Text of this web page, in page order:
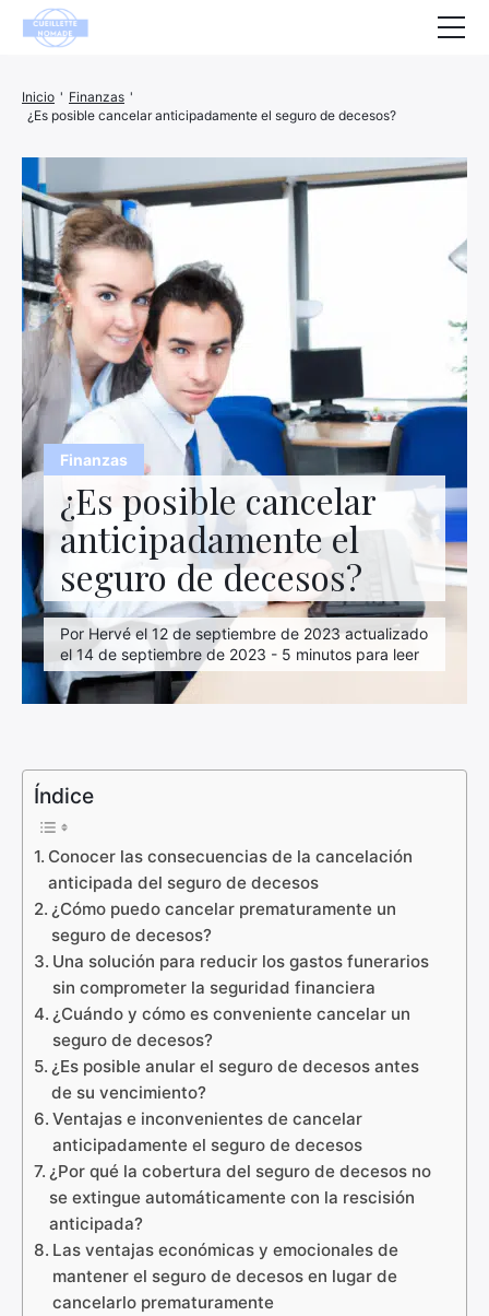
Finanzas
¿Es posible cancelar
anticipadamente el
seguro de decesos?
Por Hervé el 12 de septiembre de 2023 actualizado
el 14 de septiembre de 2023 - 5 minutos para leer
Inicio ' Finanzas '
¿Es posible cancelar anticipadamente el seguro de decesos?
Índice
Conocer las consecuencias de la cancelación
anticipada del seguro de decesos
¿Cómo puedo cancelar prematuramente un
seguro de decesos?
Una solución para reducir los gastos funerarios
sin comprometer la seguridad financiera
¿Cuándo y cómo es conveniente cancelar un
seguro de decesos?
¿Es posible anular el seguro de decesos antes
de su vencimiento?
Ventajas e inconvenientes de cancelar
anticipadamente el seguro de decesos
¿Por qué la cobertura del seguro de decesos no
se extingue automáticamente con la rescisión
anticipada?
Las ventajas económicas y emocionales de
mantener el seguro de decesos en lugar de
cancelarlo prematuramente
Animales
Casa
Bienestar
Empresa
Finanzas
Hightech
Ocio